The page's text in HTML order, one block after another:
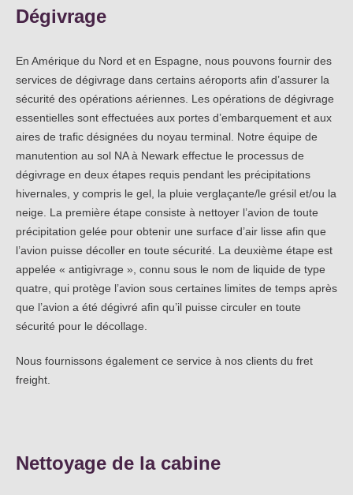
Dégivrage
En Amérique du Nord et en Espagne, nous pouvons fournir des
services de dégivrage dans certains aéroports afin d’assurer la
sécurité des opérations aériennes. Les opérations de dégivrage
essentielles sont effectuées aux portes d’embarquement et aux
aires de trafic désignées du noyau terminal. Notre équipe de
manutention au sol NA à Newark effectue le processus de
dégivrage en deux étapes requis pendant les précipitations
hivernales, y compris le gel, la pluie verglaçante/le grésil et/ou la
neige. La première étape consiste à nettoyer l’avion de toute
précipitation gelée pour obtenir une surface d’air lisse afin que
l’avion puisse décoller en toute sécurité. La deuxième étape est
appelée « antigivrage », connu sous le nom de liquide de type
quatre, qui protège l’avion sous certaines limites de temps après
que l’avion a été dégivré afin qu’il puisse circuler en toute
sécurité pour le décollage.
Nous fournissons également ce service à nos clients du fret
freight.
Nettoyage de la cabine